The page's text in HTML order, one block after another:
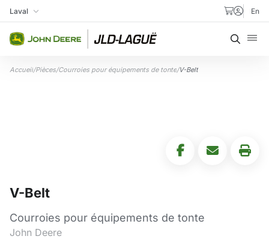
Aller au contenu
Ma succursale
Laval En
Accueil/Pièces/Courroies pour équipements de tonte/V-Belt
V-Belt
Courroies pour équipements de tonte
John Deere